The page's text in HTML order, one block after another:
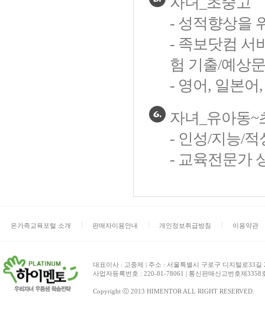
- 성적향상을
- 족보닷컴 서
험 기출/예상
- 영어, 일본어
자녀_유아동~
- 인성/지능/적
- 교육전문가
온가족교육포털 소개 판매자이용안내 개인정보취급방침 이용약관
대표이사 : 고중제 | 주소 : 서울특별시 구로구 디지털로33
사업자등록번호 : 220-81-78061 | 통신판매신고번호제
Copyright ⓒ 2013 HIMENTOR ALL RIGHT RESERVED.